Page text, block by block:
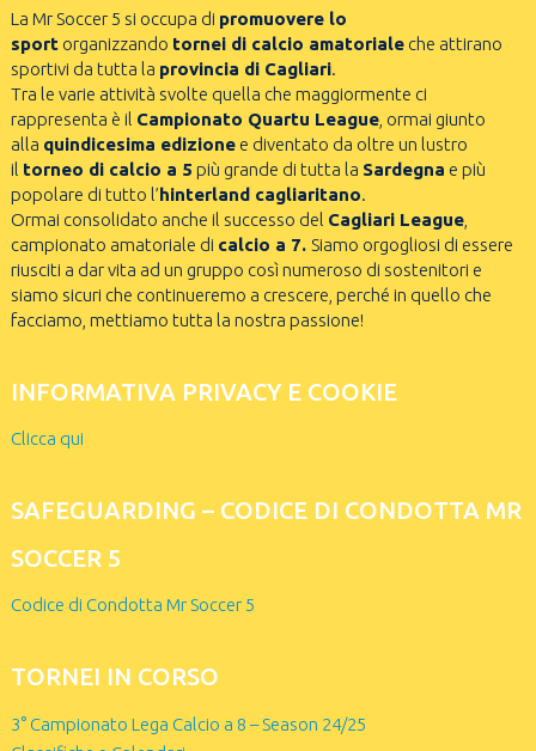
La Mr Soccer 5 si occupa di promuovere lo
sportorganizzando tornei di calcio amatorialeche attirano
sportivi da tutta la provincia di Cagliari.
Tra le varie attività svolte quella che maggiormente ci
rappresenta è il Campionato Quartu League, ormai giunto
alla quindicesima edizionee diventato da oltre un lustro
il torneo di calcio a 5 più grande di tutta la Sardegna e più
popolare di tutto l’hinterland cagliaritano.
Ormai consolidato anche il successo del Cagliari League,
campionato amatoriale di calcio a 7. Siamo orgogliosi di essere
riusciti a dar vita ad un gruppo così numeroso di sostenitori e
siamo sicuri che continueremo a crescere, perché in quello che
facciamo, mettiamo tutta la nostra passione!
INFORMATIVA PRIVACY E COOKIE
Clicca qui
SAFEGUARDING – CODICE DI CONDOTTA MR
SOCCER 5
Codice di Condotta Mr Soccer 5
TORNEI IN CORSO
3° Campionato Lega Calcio a 8 – Season 24/25